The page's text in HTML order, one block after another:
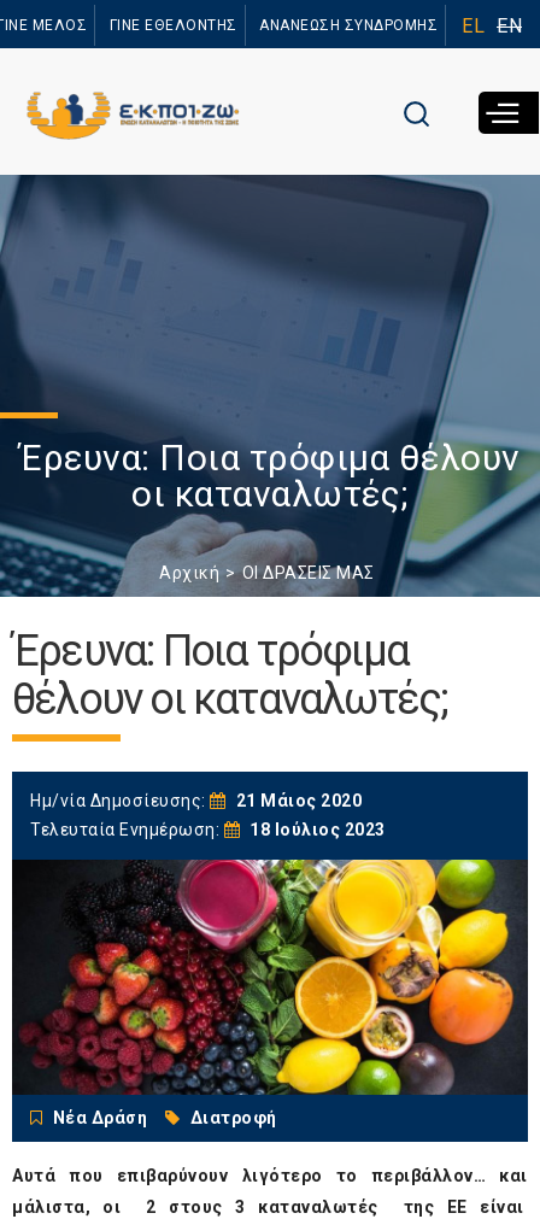
προς το
ΜΕΛΟΣ ΓΙΝΕ ΕΘΕΛΟΝΤΗΣ ΑΝΑΝΕΩΣΗ ΣΥΝΔΡΟΜΗΣ EL EN
Έρευνα: Ποια τρόφιμα θέλουν
οι καταναλωτές;
Αρχική ΟΙ ΔΡΑΣΕΙΣ ΜΑΣ
Έρευνα: Ποια τρόφιμα
θέλουν οι καταναλωτές;
Ημ/νία Δημοσίευσης:
21 Μάιος 2020
Τελευταία Ενημέρωση:
18 Ιούλιος 2023
Νέα Δράση Διατροφή
Αυτά που επιβαρύνουν λιγότερο το περιβάλλον… και
μάλιστα, οι 2 στους 3 καταναλωτές της ΕΕ είναι